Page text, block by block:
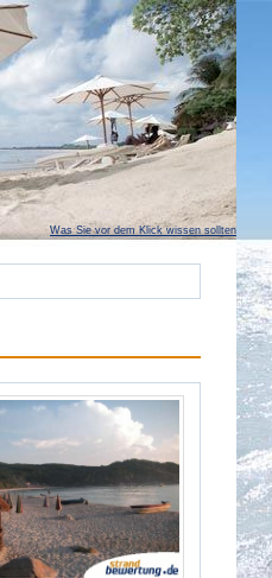
Was Sie vor dem Klick wissen sollten